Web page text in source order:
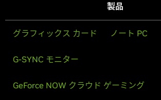
製品
グラフィックス カード ノート PC
G-SYNC モニター
GeForce NOW クラウド ゲーミング